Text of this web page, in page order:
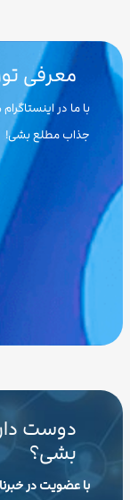
معرفی
با ما در
جذاب مطلع بشی!
دوست
بشی؟
با عضویت در